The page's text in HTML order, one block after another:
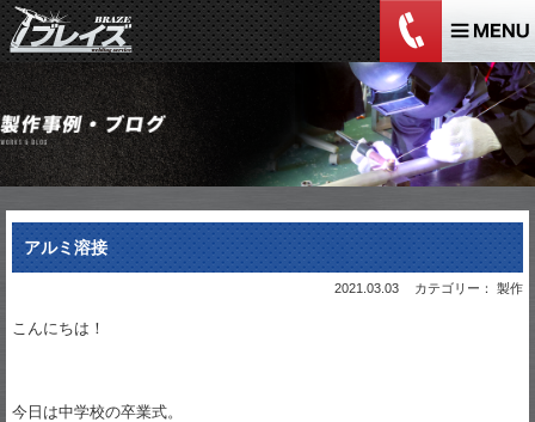
アルミ溶接
2021.03.03 カテゴリー： 製作
こんにちは！
今日は中学校の卒業式。